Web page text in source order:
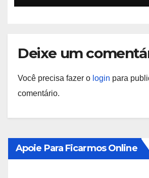
Deixe um
Você precisa fazer o login para
comentário.
Apoie Para Ficarmos Online